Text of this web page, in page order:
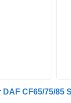
CF65/75/85